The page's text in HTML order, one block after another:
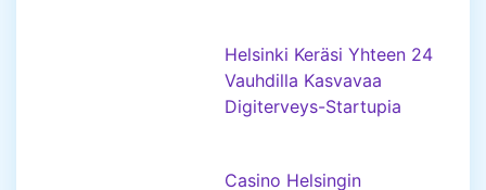
Helsinki Keräsi Yhteen 24
Vauhdilla Kasvavaa
Digiterveys-Startupia
Casino Helsingin